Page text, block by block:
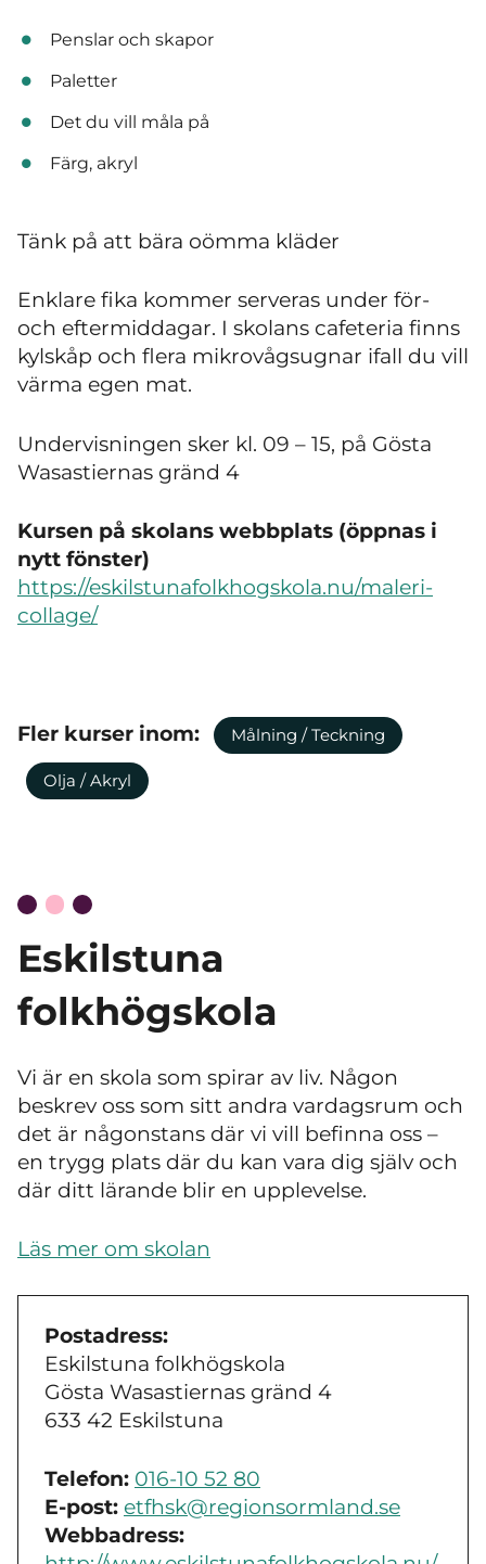
Penslar och skapor
Paletter
Det du vill måla på
Färg, akryl
Tänk på att bära oömma kläder
Enklare fika kommer serveras under för-
och eftermiddagar. I skolans cafeteria finns
kylskåp och flera mikrovågsugnar ifall du vill
värma egen mat.
Undervisningen sker kl. 09 – 15, på Gösta
Wasastiernas gränd 4
Kursen på skolans webbplats (öppnas i
nytt fönster)
https://eskilstunafolkhogskola.nu/maleri-
collage/
Fler kurser inom: Målning / Teckning
Olja / Akryl
Eskilstuna
folkhögskola
Vi är en skola som spirar av liv. Någon
beskrev oss som sitt andra vardagsrum och
det är någonstans där vi vill befinna oss –
en trygg plats där du kan vara dig själv och
där ditt lärande blir en upplevelse.
Läs mer om skolan
Postadress:
Eskilstuna folkhögskola
Gösta Wasastiernas gränd 4
633 42 Eskilstuna
Telefon: 016-10 52 80
E-post: etfhsk@regionsormland.se
Webbadress: